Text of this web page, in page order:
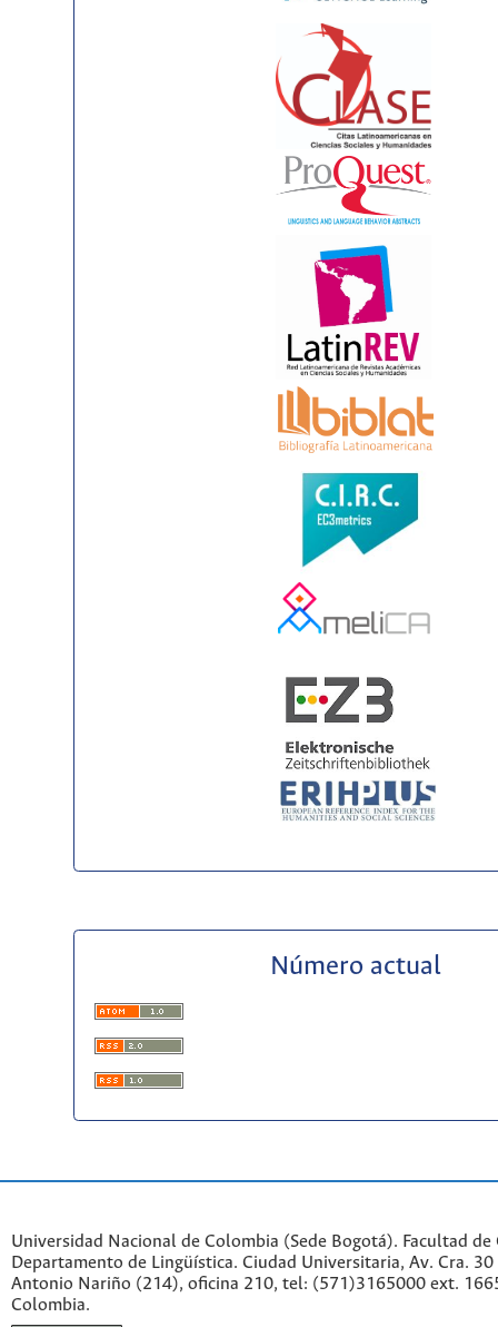
Número actual
Universidad Nacional de Colombia (Sede Bogotá). Facultad de
Departamento de Lingüística. Ciudad Universitaria, Av. Cra.
Antonio Nariño (214), oficina 210, tel: (571)3165000 ext.
Colombia.